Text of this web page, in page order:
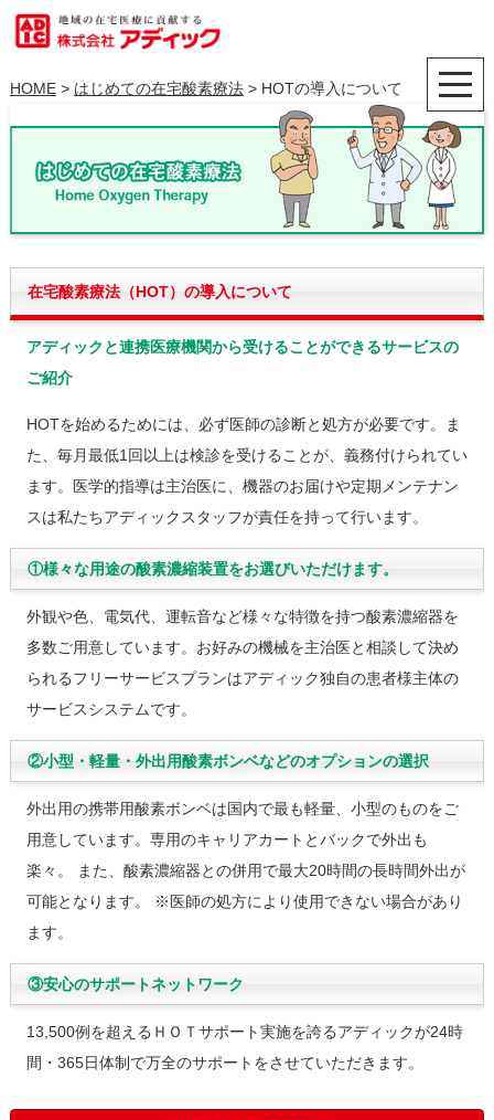
HOME> はじめての在宅酸素療法> HOTの導入について
在宅酸素療法（HOT）の導入について
アディックと連携医療機関から受けることができるサービスの
ご紹介
HOTを始めるためには、必ず医師の診断と処方が必要です。ま
た、毎月最低1回以上は検診を受けることが、義務付けられてい
ます。医学的指導は主治医に、機器のお届けや定期メンテナン
スは私たちアディックスタッフが責任を持って行います。
①様々な用途の酸素濃縮装置をお選びいただけます。
外観や色、電気代、運転音など様々な特徴を持つ酸素濃縮器を
多数ご用意しています。お好みの機械を主治医と相談して決め
られるフリーサービスプランはアディック独自の患者様主体の
サービスシステムです。
②小型・軽量・外出用酸素ボンベなどのオプションの選択
外出用の携帯用酸素ボンベは国内で最も軽量、小型のものをご
用意しています。専用のキャリアカートとバックで外出も
楽々。 また、酸素濃縮器との併用で最大20時間の長時間外出が
可能となります。 ※医師の処方により使用できない場合があり
ます。
③安心のサポートネットワーク
13,500例を超えるＨＯＴサポート実施を誇るアディックが24時
間・365日体制で万全のサポートをさせていただきます。